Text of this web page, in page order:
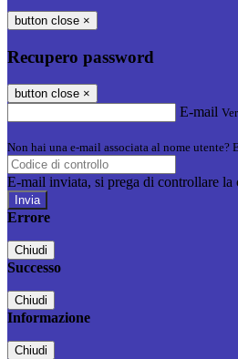
button close ×
Recupero password
button close ×
E-mail
Non hai una e-mail associata al nome utente?
E-mail inviata, si prega di controllare la
Errore
Chiudi
Successo
Chiudi
Informazione
Chiudi